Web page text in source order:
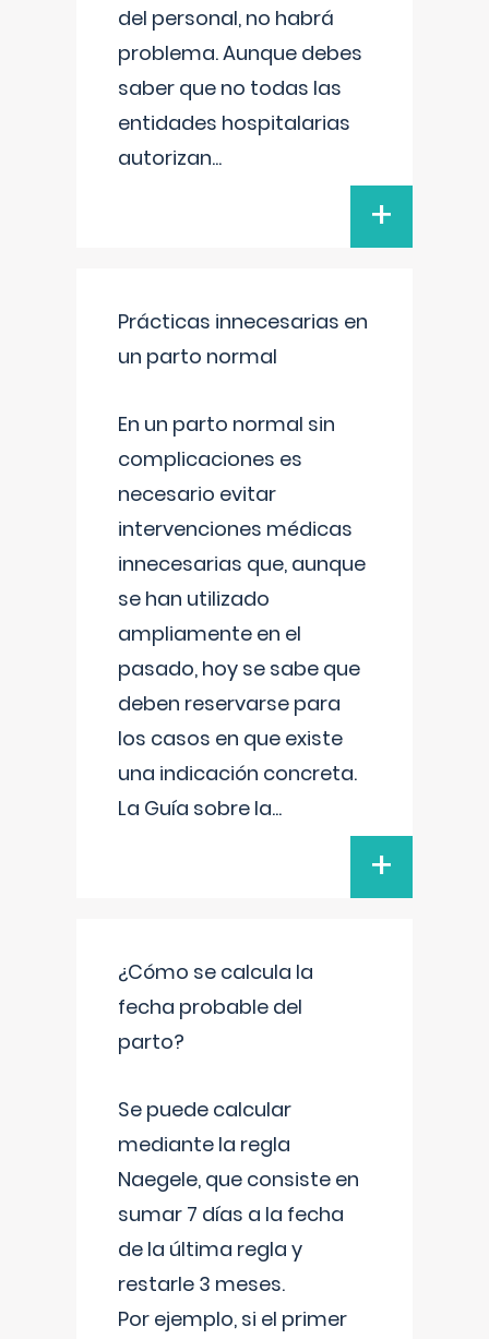
del personal, no habrá
problema. Aunque debes
saber que no todas las
entidades hospitalarias
autorizan...
+
Prácticas innecesarias en
un parto normal
En un parto normal sin
complicaciones es
necesario evitar
intervenciones médicas
innecesarias que, aunque
se han utilizado
ampliamente en el
pasado, hoy se sabe que
deben reservarse para
los casos en que existe
una indicación concreta.
La Guía sobre la...
+
¿Cómo se calcula la
fecha probable del
parto?
Se puede calcular
mediante la regla
Naegele, que consiste en
sumar 7 días a la fecha
de la última regla y
restarle 3 meses.
Por ejemplo, si el primer